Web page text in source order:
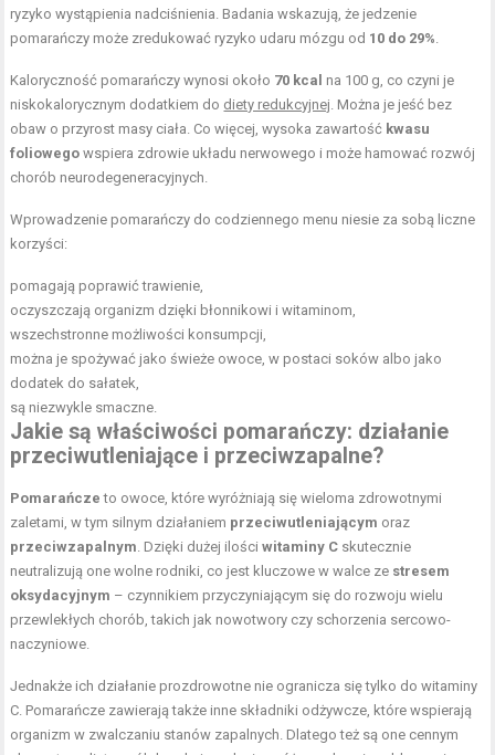
ryzyko wystąpienia nadciśnienia. Badania wskazują, że jedzenie
pomarańczy może zredukować ryzyko udaru mózgu od 10 do 29%.
Kaloryczność pomarańczy wynosi około 70 kcal na 100 g, co czyni je
niskokalorycznym dodatkiem do diety redukcyjnej. Można je jeść bez
obaw o przyrost masy ciała. Co więcej, wysoka zawartość kwasu
foliowego wspiera zdrowie układu nerwowego i może hamować rozwój
chorób neurodegeneracyjnych.
Wprowadzenie pomarańczy do codziennego menu niesie za sobą liczne
korzyści:
pomagają poprawić trawienie,
oczyszczają organizm dzięki błonnikowi i witaminom,
wszechstronne możliwości konsumpcji,
można je spożywać jako świeże owoce, w postaci soków albo jako
dodatek do sałatek,
są niezwykle smaczne.
Jakie są właściwości pomarańczy: działanie
przeciwutleniające i przeciwzapalne?
Pomarańcze to owoce, które wyróżniają się wieloma zdrowotnymi
zaletami, w tym silnym działaniem przeciwutleniającym oraz
przeciwzapalnym. Dzięki dużej ilościwitaminy C skutecznie
neutralizują one wolne rodniki, co jest kluczowe w walce ze stresem
oksydacyjnym – czynnikiem przyczyniającym się do rozwoju wielu
przewlekłych chorób, takich jak nowotwory czy schorzenia sercowo-
naczyniowe.
Jednakże ich działanie prozdrowotne nie ogranicza się tylko do witaminy
C. Pomarańcze zawierają także inne składniki odżywcze, które wspierają
organizm w zwalczaniu stanów zapalnych. Dlatego też są one cennym